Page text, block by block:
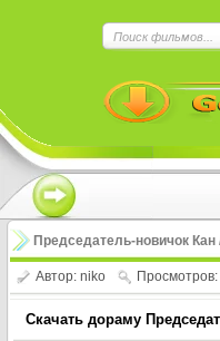
Председатель-новичок Кан
Sinipsawon ganghwajang
Автор: niko Просмотров:
Скачать дораму
Нажмите на
!!!Если Вы с
троеточие в